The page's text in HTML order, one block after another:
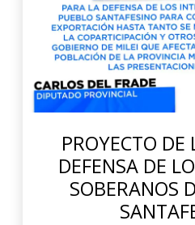
PROYECTO DE
DEFENSA DE
SOBERANOS